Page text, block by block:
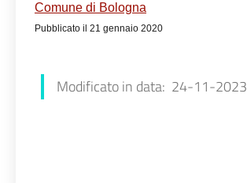
Comune di Bologna
Pubblicato il 21 gennaio 2020
Modificato in data: 24-11-2023